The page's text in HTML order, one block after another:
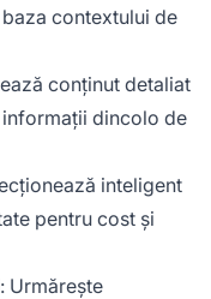
contextului de
conținut detaliat
dincolo de
inteligent
pentru cost și
: Urmărește